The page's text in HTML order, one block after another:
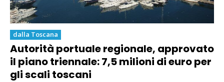
dalla Toscana
Autorità portuale regionale, approvato
il piano triennale: 7,5 milioni di euro per
gli scali toscani